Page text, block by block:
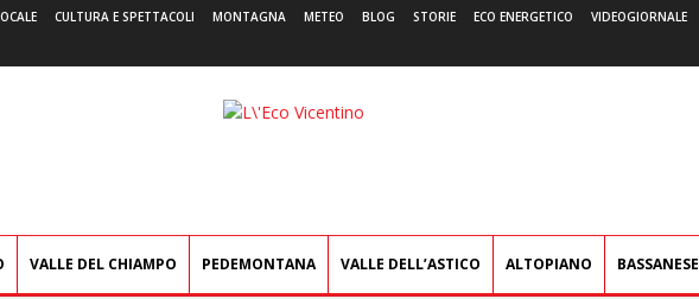
CULTURA E SPETTACOLI MONTAGNA METEO BLOG STORIE ECO ENERGETICO VIDEOGIORNALE
L'Eco
VALLE DEL CHIAMPO PEDEMONTANA VALLE DELL’ASTICO ALTOPIANO BASSANESE